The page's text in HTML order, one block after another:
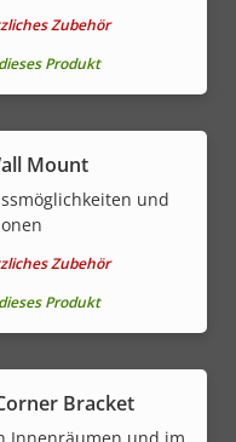
Zubehör
Produkt
Mount
und
Zubehör
Produkt
Bracket